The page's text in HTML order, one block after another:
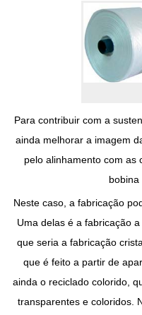
Para contribuir com a
ainda melhorar a imagem
pelo alinhamento com as
bobina
Neste caso, a fabricação
Uma delas é a fabricação
que seria a fabricação
que é feito a partir de
ainda o reciclado colorido,
transparentes e coloridos.